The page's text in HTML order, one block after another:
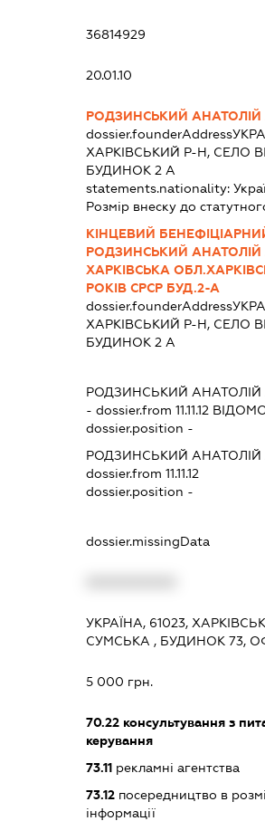
36814929
20.01.10
РОДЗИНСЬКИЙ
dossier.founderAddress
ХАРКІВСЬКИЙ Р-Н, СЕЛО
БУДИНОК 2 А
statements.nationality:
Розмір внеску до
КІНЦЕВИЙ
РОДЗИНСЬКИЙ АНАТОЛІЙ
ХАРКІВСЬКА
РОКІВ СРСР БУД.2-А
dossier.founderAddress
ХАРКІВСЬКИЙ Р-Н, СЕЛО
БУДИНОК 2 А
РОДЗИНСЬКИЙ
- dossier.from 11.11.12
dossier.position -
РОДЗИНСЬКИЙ
dossier.from 11.11.12
dossier.position -
dossier.missingData
УКРАЇНА, 61023,
СУМСЬКА , БУДИНОК 73,
5 000 грн.
70.22 консультування з
керування
73.11 рекламні агентства
73.12 посередництво в
інформації